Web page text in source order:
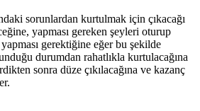
sorunlardan kurtulmak için çıkacağı
yapması gereken şeyleri oturup
gerektiğine eğer bu şekilde
durumdan rahatlıkla kurtulacağına
sonra düze çıkılacağına ve kazanç